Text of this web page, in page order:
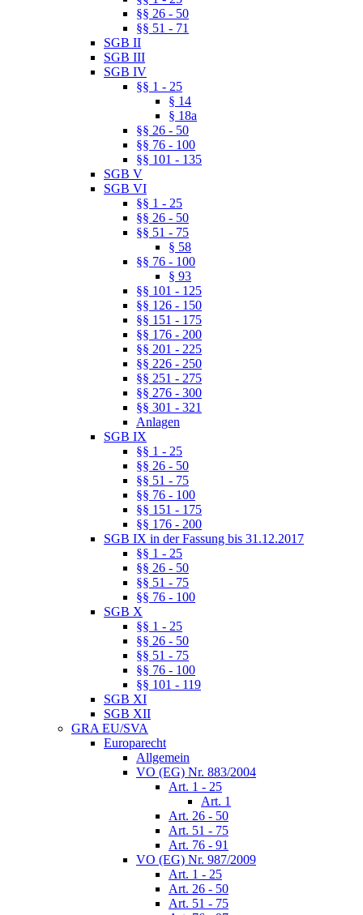
§§ 26 - 50
§§ 51 - 71
SGB II
SGB III
SGB IV
§§ 1 - 25
§ 14
§ 18a
§§ 26 - 50
§§ 76 - 100
§§ 101 - 135
SGB V
SGB VI
§§ 1 - 25
§§ 26 - 50
§§ 51 - 75
§ 58
§§ 76 - 100
§ 93
§§ 101 - 125
§§ 126 - 150
§§ 151 - 175
§§ 176 - 200
§§ 201 - 225
§§ 226 - 250
§§ 251 - 275
§§ 276 - 300
§§ 301 - 321
Anlagen
SGB IX
§§ 1 - 25
§§ 26 - 50
§§ 51 - 75
§§ 76 - 100
§§ 151 - 175
§§ 176 - 200
SGB IX in der Fassung bis 31.12.2017
§§ 1 - 25
§§ 26 - 50
§§ 51 - 75
§§ 76 - 100
SGB X
§§ 1 - 25
§§ 26 - 50
§§ 51 - 75
§§ 76 - 100
§§ 101 - 119
SGB XI
SGB XII
GRA EU/SVA
Europarecht
Allgemein
VO (EG) Nr. 883/2004
Art. 1 - 25
Art. 1
Art. 26 - 50
Art. 51 - 75
Art. 76 - 91
VO (EG) Nr. 987/2009
Art. 1 - 25
Art. 26 - 50
Art. 51 - 75